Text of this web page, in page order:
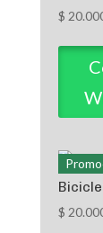
$
$